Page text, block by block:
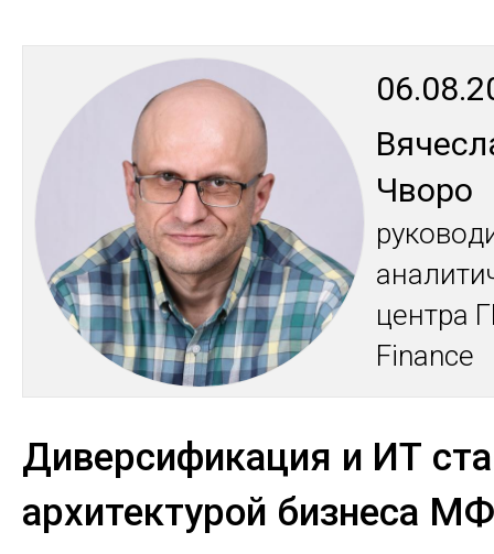
Чво­ро
цен­тра
Finance
Диверсификация и ИТ
архитектурой бизнеса